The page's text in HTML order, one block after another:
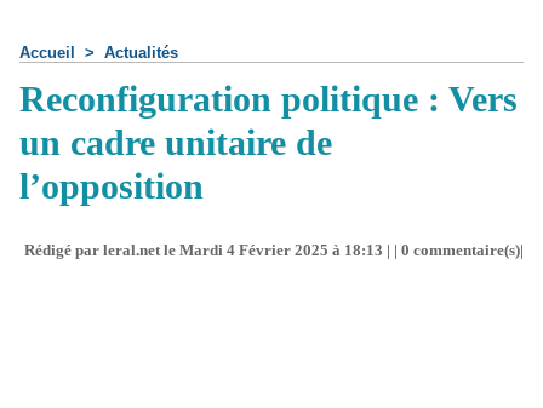
Accueil > Actualités
Reconfiguration politique : Vers
un cadre unitaire de
l’opposition
Rédigé par leral.net le Mardi 4 Février 2025 à 18:13 | | 0 commentaire(s)|